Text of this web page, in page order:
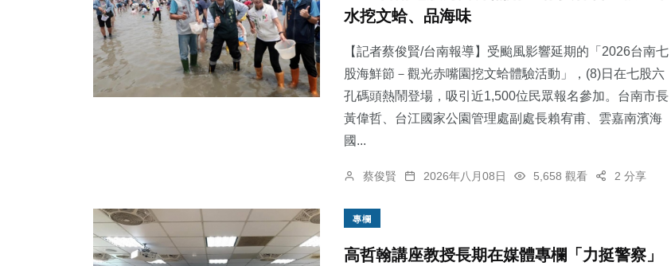
水挖文蛤、品海味
【記者蔡俊賢/台南報導】受颱風影響延期的「2026台南七
股海鮮節－觀光赤嘴園挖文蛤體驗活動」，(8)日在七股六
孔碼頭熱鬧登場，吸引近1,500位民眾報名參加。台南市長
黃偉哲、台江國家公園管理處副處長賴宥甫、雲嘉南濱海
國...
蔡俊賢 2026年八月08日 5,658 觀看 2 分享
專欄
高哲翰講座教授長期在媒體專欄「力挺警察」